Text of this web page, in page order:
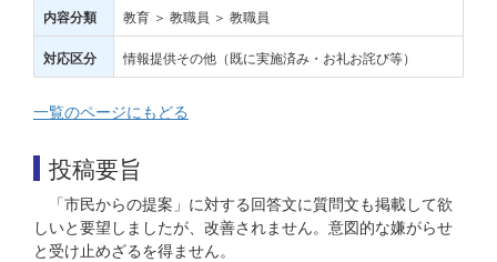
内容分類 教育 ＞ 教職員 ＞ 教職員
対応区分 情報提供その他（既に実施済み・お礼お詫び等）
一覧のページにもどる
投稿要旨
「市民からの提案」に対する回答文に質問文も掲載して欲
しいと要望しましたが、改善されません。意図的な嫌がらせ
と受け止めざるを得ません。